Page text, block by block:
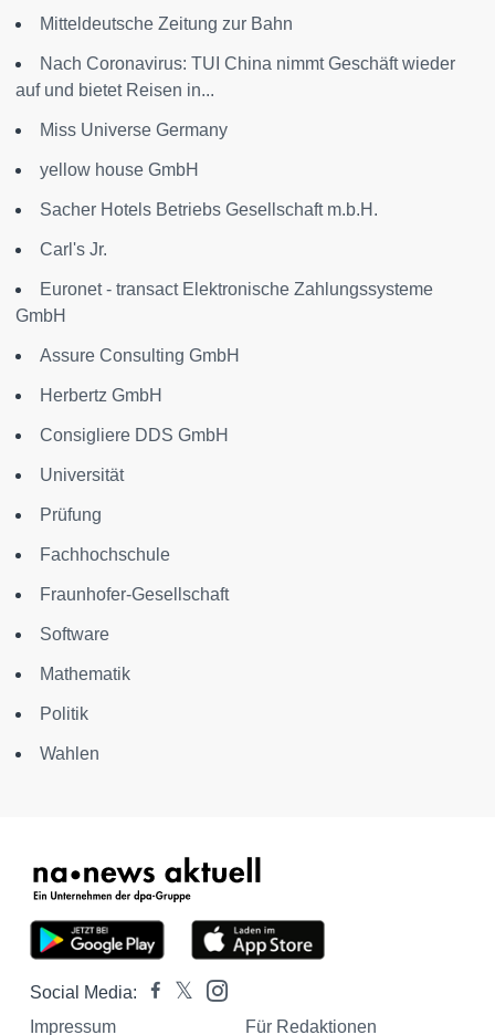
Mitteldeutsche Zeitung zur Bahn
Nach Coronavirus: TUI China nimmt Geschäft wieder
auf und bietet Reisen in...
Miss Universe Germany
yellow house GmbH
Sacher Hotels Betriebs Gesellschaft m.b.H.
Carl's Jr.
Euronet - transact Elektronische Zahlungssysteme
GmbH
Assure Consulting GmbH
Herbertz GmbH
Consigliere DDS GmbH
Universität
Prüfung
Fachhochschule
Fraunhofer-Gesellschaft
Software
Mathematik
Politik
Wahlen
Social Media:
Impressum
Für Redaktionen